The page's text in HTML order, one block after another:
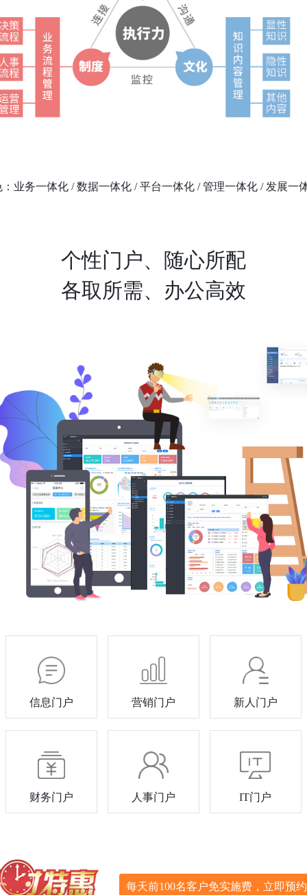
：业务一体化 / 数据一体化 / 平台一体化 / 管理一体化 / 发展一
个性门户、随心所配
各取所需、办公高效
信息门户 营销门户 新人门户
财务门户 人事门户 IT门户
每天前100名客户免实施费，立即预